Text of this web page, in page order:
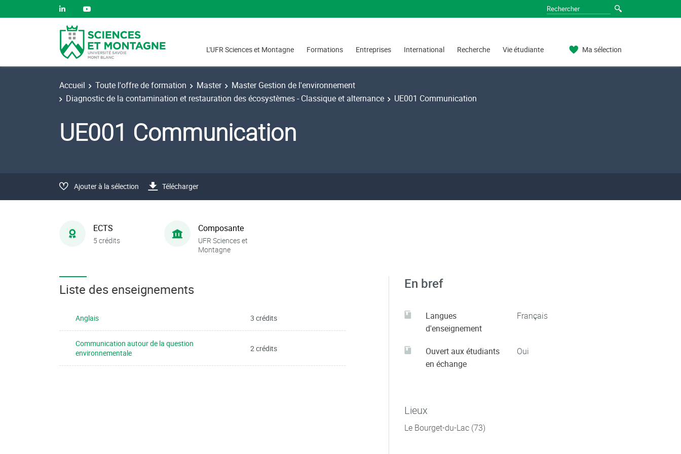
L'UFR Sciences et Montagne Formations Entreprises International Recherche Vie étudiante Ma sélection
Accueil Toute l'offre de formation Master
Master Gestion de l'environnement
Diagnostic de la contamination et restauration des écosystèmes - Classique et alternance
UE001 Communication
UE001 Communication
Ajouter à la sélection Télécharger
ECTS
5 crédits
Composante
UFR Sciences et
Montagne
Liste des enseignements
Anglais 3 crédits
Communication autour de la question
environnementale
2 crédits
En bref
Langues
d'enseignement
Français
Ouvert aux étudiants
en échange
Oui
Lieux
Le Bourget-du-Lac (73)